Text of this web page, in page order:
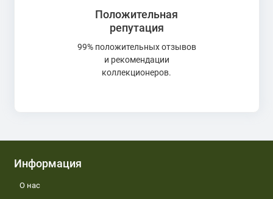
Положительная
репутация
99% положительных отзывов
и рекомендации
коллекционеров.
Информация
О нас